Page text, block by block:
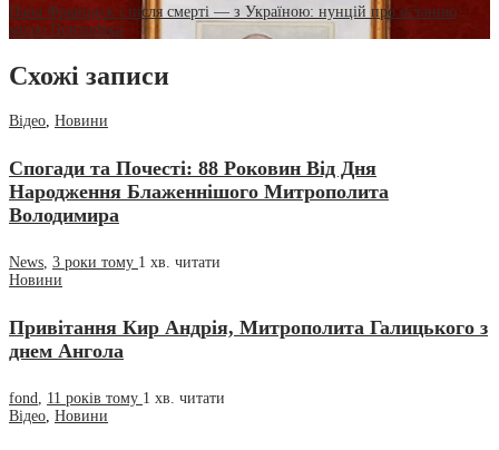
Папа Франциск і після смерті — з Україною: нунцій про останню
місію Понтифіка
Схожі записи
Відео, Новини
Спогади та Почесті: 88 Роковин Від Дня
Народження Блаженнішого Митрополита
Володимира
News, 3 роки тому 1 хв. читати
Новини
Привітання Кир Андрія, Митрополита Галицького з
днем Ангола
fond, 11 років тому 1 хв. читати
Відео, Новини